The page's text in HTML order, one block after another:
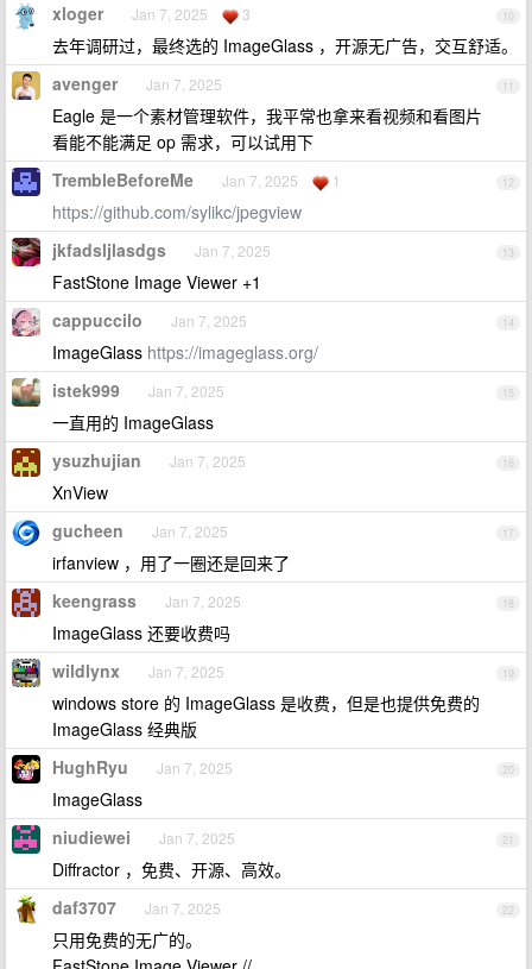
10
xloger Jan 7, 2025 3
去年调研过，最终选的 ImageGlass ，开源无广告，交互舒适。
11
avenger Jan 7, 2025
Eagle 是一个素材管理软件，我平常也拿来看视频和看图片
看能不能满足 op 需求，可以试用下
12
TrembleBeforeMe Jan 7, 2025 1
https://github.com/sylikc/jpegview
13
jkfadsljlasdgs Jan 7, 2025
FastStone Image Viewer +1
14
cappuccilo Jan 7, 2025
ImageGlass https://imageglass.org/
15
istek999 Jan 7, 2025
一直用的 ImageGlass
16
ysuzhujian Jan 7, 2025
XnView
17
gucheen Jan 7, 2025
irfanview ，用了一圈还是回来了
18
keengrass Jan 7, 2025
ImageGlass 还要收费吗
19
wildlynx Jan 7, 2025
windows store 的 ImageGlass 是收费，但是也提供免费的
ImageGlass 经典版
20
HughRyu Jan 7, 2025
ImageGlass
21
niudiewei Jan 7, 2025
Diffractor ，免费、开源、高效。
22
daf3707 Jan 7, 2025
只用免费的无广的。